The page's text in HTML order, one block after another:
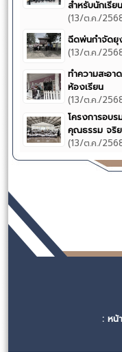
สำหรับนักเรียน
(13/ต.ค./
ฉีดพ่นกำจัดยุ
(13/ต.ค./
ทำความสะอาด
ห้องเรียน
(13/ต.ค./
โครงการอบร
คุณธรรม จริ
(13/ต.ค./
: หน้